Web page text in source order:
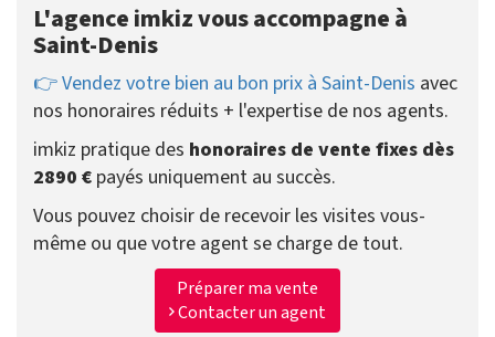
L'agence imkiz vous accompagne à
Saint-Denis
👉 Vendez votre bien au bon prix à Saint-Denis avec
nos honoraires réduits + l'expertise de nos agents.
imkiz pratique des honoraires de vente fixes dès
2890 € payés uniquement au succès.
Vous pouvez choisir de recevoir les visites vous-
même ou que votre agent se charge de tout.
Préparer ma vente
Contacter un agent